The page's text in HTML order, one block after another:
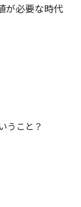
が必要な時代
うこと？